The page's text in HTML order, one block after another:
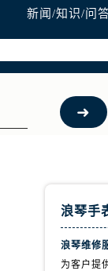
新闻/知识/问
浪琴手
浪琴维修
为客户提